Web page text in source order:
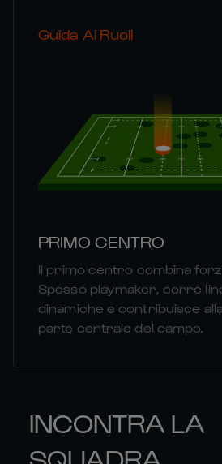
Guida Ai Ruoli
PRIMO CENTRO
Il primo centro combina
Spesso playmaker, corre
dinamiche e contribuisce
parte centrale del campo.
INCONTRA LA